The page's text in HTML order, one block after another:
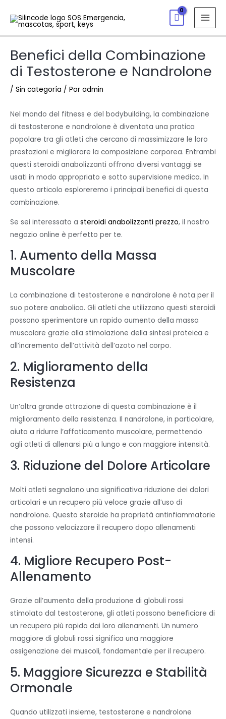
Benefici della Combinazione
di Testosterone e Nandrolone
/ Sin categoría / Por admin
Nel mondo del fitness e del bodybuilding, la combinazione
di testosterone e nandrolone è diventata una pratica
popolare tra gli atleti che cercano di massimizzare le loro
prestazioni e migliorare la composizione corporea. Entrambi
questi steroidi anabolizzanti offrono diversi vantaggi se
usati in modo appropriato e sotto supervisione medica. In
questo articolo esploreremo i principali benefici di questa
combinazione.
Se sei interessato a steroidi anabolizzanti prezzo, il nostro
negozio online è perfetto per te.
1. Aumento della Massa
Muscolare
La combinazione di testosterone e nandrolone è nota per il
suo potere anabolico. Gli atleti che utilizzano questi steroidi
possono sperimentare un rapido aumento della massa
muscolare grazie alla stimolazione della sintesi proteica e
all’incremento dell’attività dell’azoto nel corpo.
2. Miglioramento della
Resistenza
Un’altra grande attrazione di questa combinazione è il
miglioramento della resistenza. Il nandrolone, in particolare,
aiuta a ridurre l’affaticamento muscolare, permettendo
agli atleti di allenarsi più a lungo e con maggiore intensità.
3. Riduzione del Dolore Articolare
Molti atleti segnalano una significativa riduzione dei dolori
articolari e un recupero più veloce grazie all’uso di
nandrolone. Questo steroide ha proprietà antinfiammatorie
che possono velocizzare il recupero dopo allenamenti
intensi.
4. Migliore Recupero Post-
Allenamento
Grazie all’aumento della produzione di globuli rossi
stimolato dal testosterone, gli atleti possono beneficiare di
un recupero più rapido dai loro allenamenti. Un numero
maggiore di globuli rossi significa una maggiore
ossigenazione dei muscoli, fondamentale per il recupero.
5. Maggiore Sicurezza e Stabilità
Ormonale
Quando utilizzati insieme, testosterone e nandrolone